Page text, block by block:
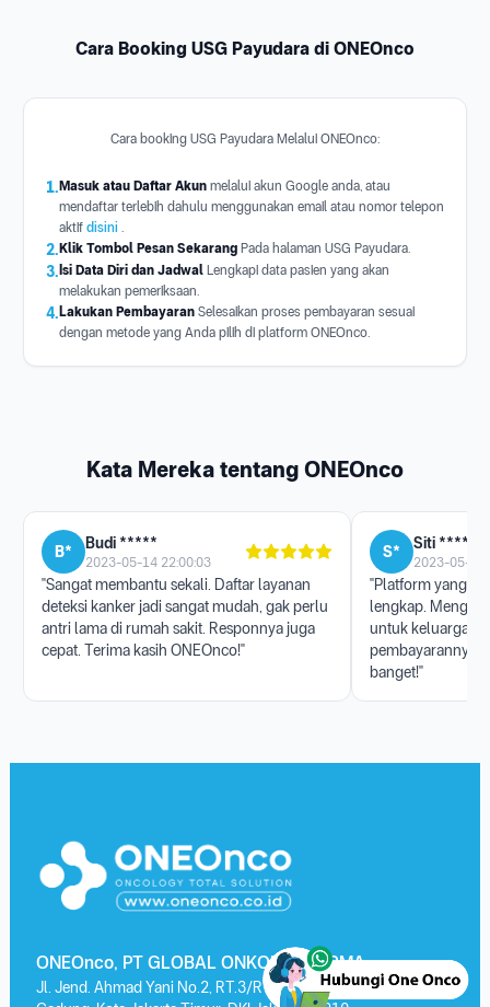
Cara Booking USG Payudara di ONEOnco
Cara booking USG Payudara Melalui ONEOnco:
1. Masuk atau Daftar Akun melalui akun Google anda, atau
mendaftar terlebih dahulu menggunakan email atau nomor telepon
aktif disini .
2. Klik Tombol Pesan Sekarang Pada halaman USG Payudara.
3. Isi Data Diri dan Jadwal Lengkapi data pasien yang akan
melakukan pemeriksaan.
4. Lakukan Pembayaran Selesaikan proses pembayaran sesuai
dengan metode yang Anda pilih di platform ONEOnco.
Kata Mereka tentang ONEOnco
B* Budi *****
2023-05-14 22:00:03
"Sangat membantu sekali. Daftar layanan
deteksi kanker jadi sangat mudah, gak perlu
antri lama di rumah sakit. Responnya juga
cepat. Terima kasih ONEOnco!"
S* Siti ******
2023-05-17
"Platform yang
lengkap.
untuk keluarga,
pembayarannya
banget!"
ONEOnco, PT GLOBAL ONKOLAB FARMA
Jl. Jend. Ahmad Yani No.2, RT.3/RW.13, Kayu Putih, Kec. Pulo